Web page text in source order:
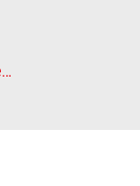
Nach erfolgreichem Jahr erholsame Feiertage und ein gutes 2017!